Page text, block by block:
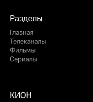
Разделы
Главная
Телеканалы
Фильмы
Сериалы
КИОН